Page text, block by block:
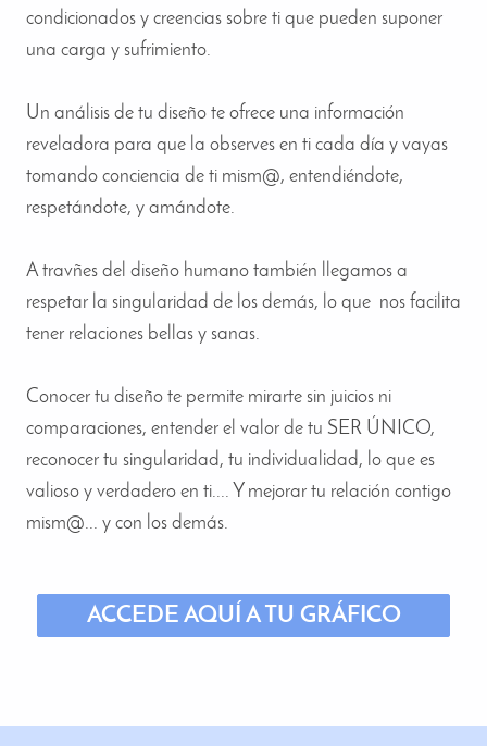
condicionados y creencias sobre ti que pueden suponer
una carga y sufrimiento.
Un análisis de tu diseño te ofrece una información
reveladora para que la observes en ti cada día y vayas
tomando conciencia de ti mism@, entendiéndote,
respetándote, y amándote.
A travñes del diseño humano también llegamos a
respetar la singularidad de los demás, lo que nos facilita
tener relaciones bellas y sanas.
Conocer tu diseño te permite mirarte sin juicios ni
comparaciones, entender el valor de tu SER ÚNICO,
reconocer tu singularidad, tu individualidad, lo que es
valioso y verdadero en ti.... Y mejorar tu relación contigo
mism@... y con los demás.
ACCEDE AQUÍ A TU GRÁFICO